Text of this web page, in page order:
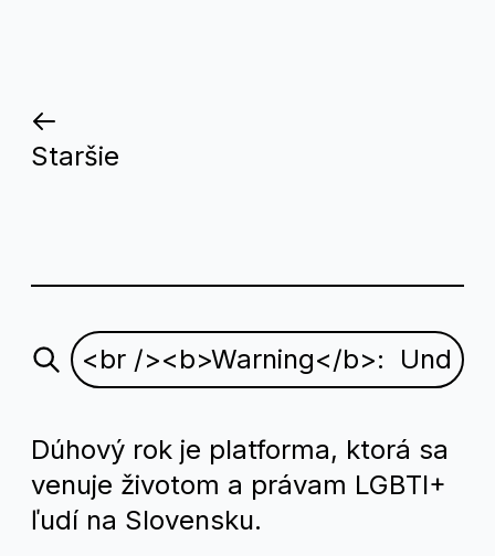
Staršie
Dúhový rok je platforma, ktorá sa
venuje životom a právam LGBTI+
ľudí na Slovensku.